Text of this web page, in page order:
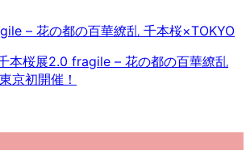
本桜展2.0 fragile – 花の都の百華繚乱
京初開催！